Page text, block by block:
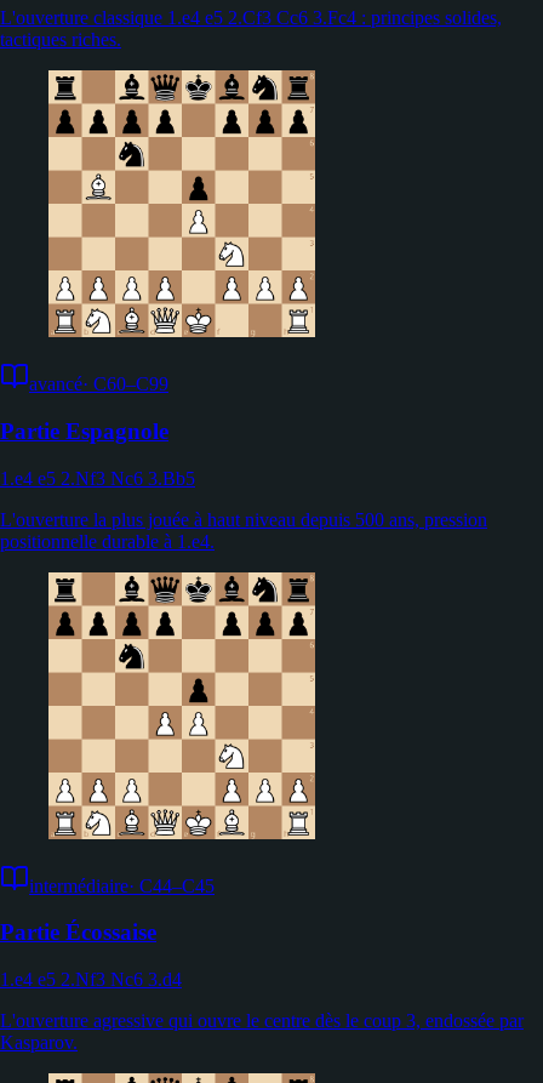
L'ouverture classique 1.e4 e5 2.Cf3 Cc6 3.Fc4 : principes solides,
tactiques riches.
avancé· C60–C99
Partie Espagnole
1.e4 e5 2.Nf3 Nc6 3.Bb5
L'ouverture la plus jouée à haut niveau depuis 500 ans, pression
positionnelle durable à 1.e4.
intermédiaire· C44–C45
Partie Écossaise
1.e4 e5 2.Nf3 Nc6 3.d4
L'ouverture agressive qui ouvre le centre dès le coup 3, endossée par
Kasparov.